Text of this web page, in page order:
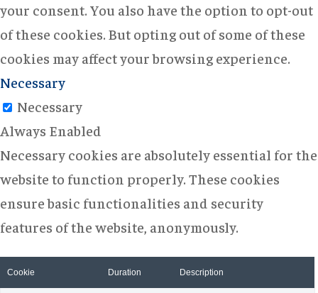
your consent. You also have the option to opt-out
of these cookies. But opting out of some of these
cookies may affect your browsing experience.
Necessary
Necessary
Always Enabled
Necessary cookies are absolutely essential for the
website to function properly. These cookies
ensure basic functionalities and security
features of the website, anonymously.
Cookie Duration Description